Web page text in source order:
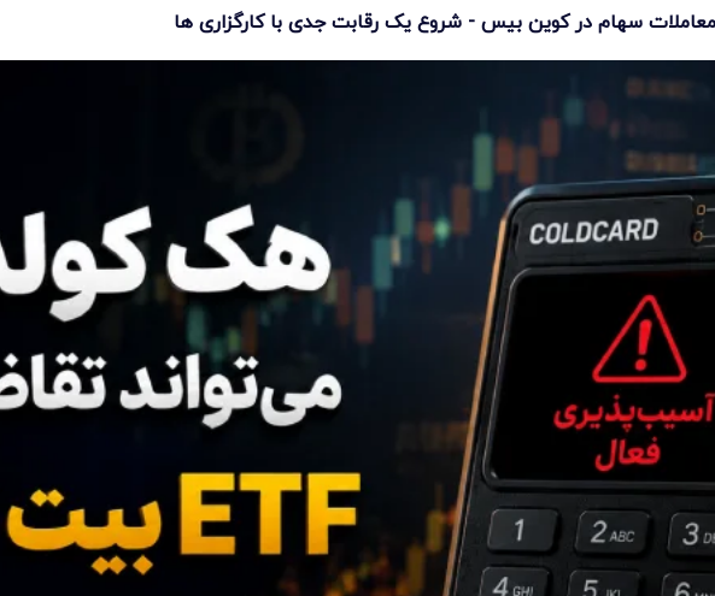
معاملات سهام در کوین بیس - شروع یک رقابت جدی با کارگزاری ها